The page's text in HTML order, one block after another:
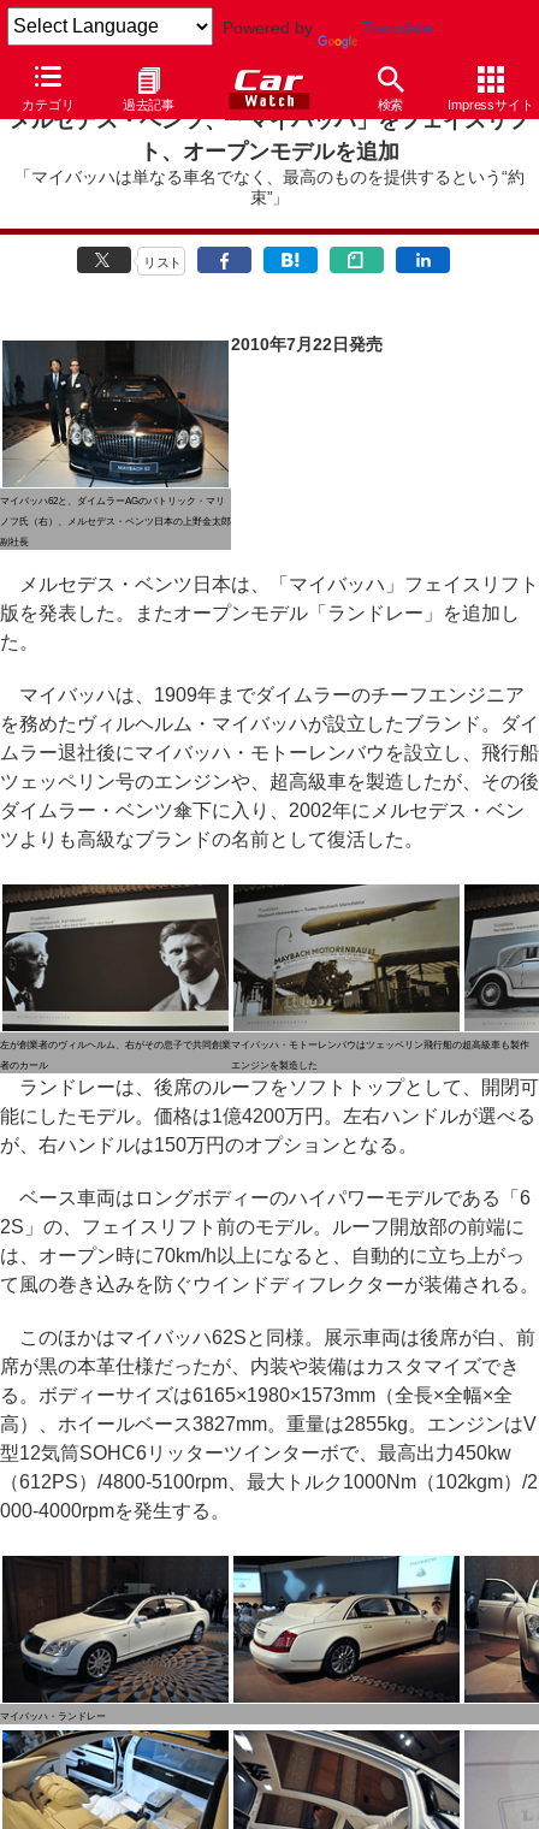
Powered by Translate
カテゴリ 過去記事 検索 Impressサイト
メルセデス・ベンツ、「マイバッハ」をフェイスリフ
ト、オープンモデルを追加
「マイバッハは単なる車名でなく、最高のものを提供するという“約
束”」
リスト
マイバッハ62と、ダイムラーAGのパトリック・マリ
ノフ氏（右）、メルセデス・ベンツ日本の上野金太郎
副社長
2010年7月22日発売
メルセデス・ベンツ日本は、「マイバッハ」フェイスリフト
版を発表した。またオープンモデル「ランドレー」を追加し
た。
マイバッハは、1909年までダイムラーのチーフエンジニア
を務めたヴィルヘルム・マイバッハが設立したブランド。ダイ
ムラー退社後にマイバッハ・モトーレンバウを設立し、飛行船
ツェッペリン号のエンジンや、超高級車を製造したが、その後
ダイムラー・ベンツ傘下に入り、2002年にメルセデス・ベン
ツよりも高級なブランドの名前として復活した。
左が創業者のヴィルヘルム、右がその息子で共同創業
者のカール
マイバッハ・モトーレンバウはツェッペリン飛行船の
エンジンを製造した
超高級車も製作
ランドレーは、後席のルーフをソフトトップとして、開閉可
能にしたモデル。価格は1億4200万円。左右ハンドルが選べる
が、右ハンドルは150万円のオプションとなる。
ベース車両はロングボディーのハイパワーモデルである「6
2S」の、フェイスリフト前のモデル。ルーフ開放部の前端に
は、オープン時に70km/h以上になると、自動的に立ち上がっ
て風の巻き込みを防ぐウインドディフレクターが装備される。
このほかはマイバッハ62Sと同様。展示車両は後席が白、前
席が黒の本革仕様だったが、内装や装備はカスタマイズでき
る。ボディーサイズは6165×1980×1573mm（全長×全幅×全
高）、ホイールベース3827mm。重量は2855kg。エンジンはV
型12気筒SOHC6リッターツインターボで、最高出力450kw
（612PS）/4800-5100rpm、最大トルク1000Nm（102kgm）/2
000-4000rpmを発生する。
マイバッハ・ランドレー